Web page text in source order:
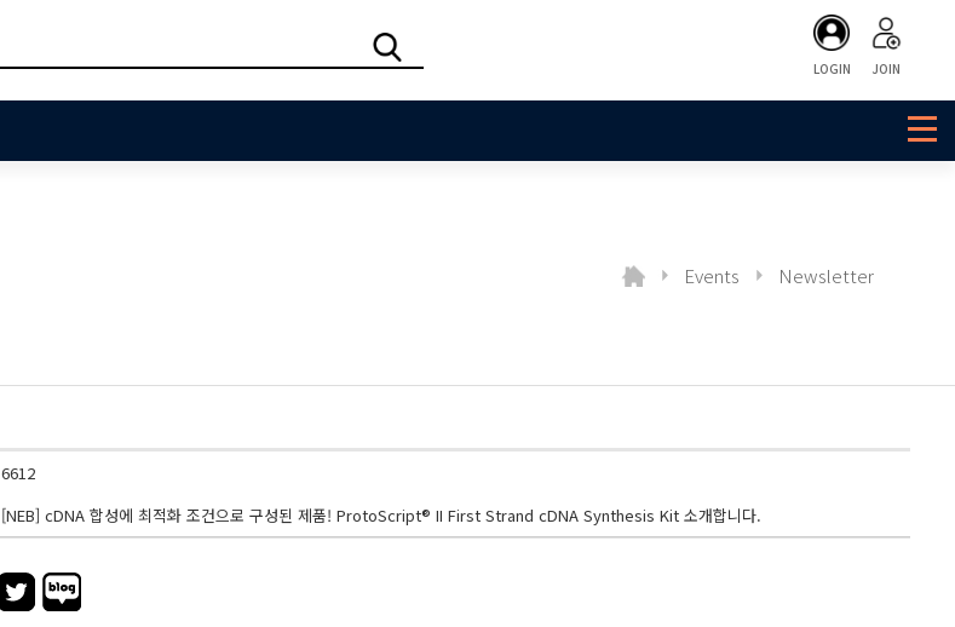
LOGIN JOIN
Events Newsletter
6612
[NEB] cDNA 합성에 최적화 조건으로 구성된 제품! ProtoScript® II First Strand cDNA Synthesis Kit 소개합니다.